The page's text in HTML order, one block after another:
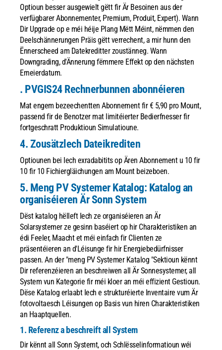
Optioun besser ausgewielt gëtt fir Är Besoinen aus der
verfügbarer Abonnementer, Premium, Produit, Expert). Wann
Dir Upgrade op e méi héije Plang Mëtt Méint, nëmmen den
Deelschännerungen Präis gëtt verrechent, a mir hunn den
Ënnerscheed am Datekreditter zoustänneg. Wann
Downgrading, d'Ännerung fëmmere Effekt op den nächsten
Erneierdatum.
. PVGIS24 Rechnerbunnen abonnéieren
Mat engem bezeechentten Abonnement fir € 5,90 pro Mount,
passend fir de Benotzer mat limitéierter Bedierfnesser fir
fortgeschratt Produktioun Simulatioune.
4. Zousätzlech Dateikrediten
Optiounen bei Iech exradabitits op Ären Abonnement u 10 fir
10 fir 10 Fichiergläichungen am Mount beizeboen.
5. Meng PV Systemer Katalog: Katalog an
organiséieren Är Sonn System
Dëst katalog hëlleft Iech ze organiséieren an Är
Solarsystemer ze gesinn baséiert op hir Charakteristiken an
édi Feeler, Maacht et méi einfach fir Clienten ze
präsentéieren an d'Léisunge fir hir Energiebedürfnisser
passen. An der "meng PV Systemer Katalog "Sektioun kënnt
Dir referenzéieren an beschreiwen all Är Sonnesystemer, all
System vun Kategorie fir méi kloer an méi effizient Gestioun.
Dëse Katalog erlaabt Iech e strukturéierte Inventaire vum Är
fotovoltaesch Léisungen op Basis vun hiren Charakteristiken
an Haaptquellen.
1. Referenz a beschreift all System
Dir kënnt all Sonn Systemt, och Schlësselinformatioun wéi